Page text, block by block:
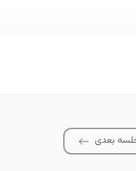
بعدی